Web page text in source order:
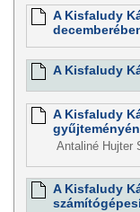
A Kisfaludy
A Kisfaludy
A Kisfaludy
Antaliné Hujter
A Kisfaludy